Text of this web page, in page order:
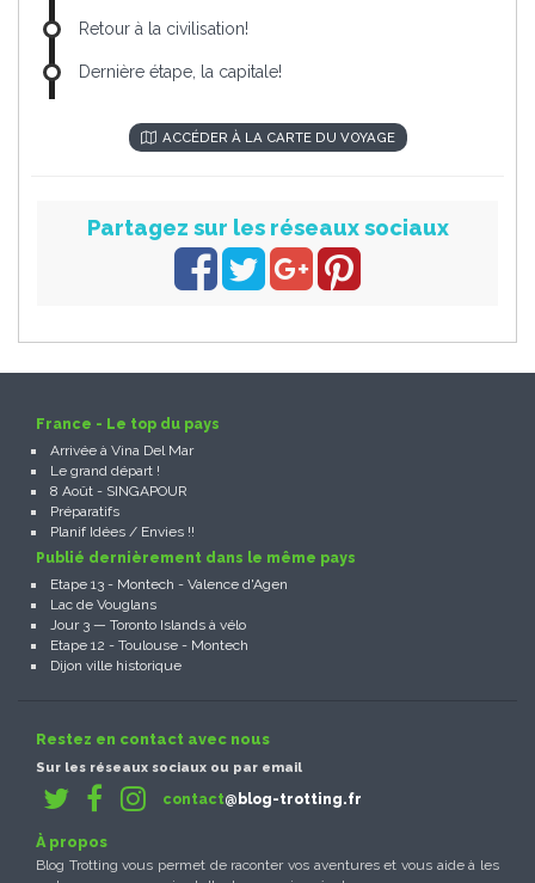
Retour à la civilisation!
Dernière étape, la capitale!
ACCÉDER À LA CARTE DU VOYAGE
Partagez sur les réseaux sociaux
France - Le top du pays
Arrivée à Vina Del Mar
Le grand départ !
8 Août - SINGAPOUR
Préparatifs
Planif Idées / Envies !!
Publié dernièrement dans le même pays
Etape 13 - Montech - Valence d'Agen
Lac de Vouglans
Jour 3 — Toronto Islands à vélo
Etape 12 - Toulouse - Montech
Dijon ville historique
Restez en contact avec nous
Sur les réseaux sociaux ou par email
contact@blog-trotting.fr
À propos
Blog Trotting vous permet de raconter vos aventures et vous aide à les